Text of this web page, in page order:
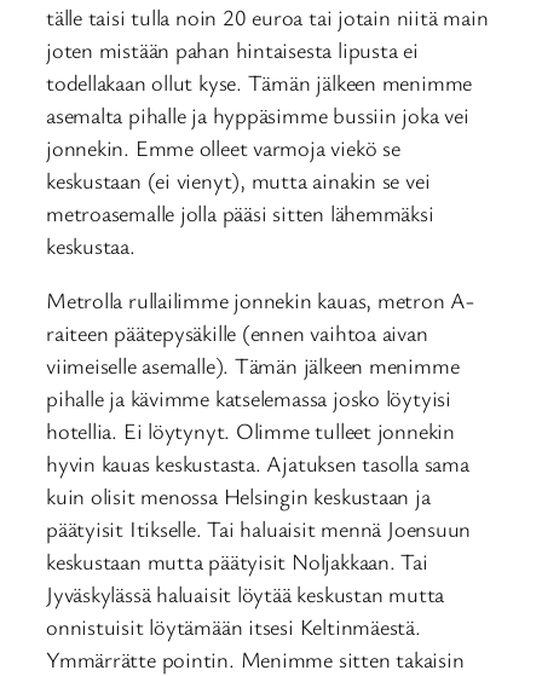
tälle taisi tulla noin 20 euroa tai jotain niitä main
joten mistään pahan hintaisesta lipusta ei
todellakaan ollut kyse. Tämän jälkeen menimme
asemalta pihalle ja hyppäsimme bussiin joka vei
jonnekin. Emme olleet varmoja viekö se
keskustaan (ei vienyt), mutta ainakin se vei
metroasemalle jolla pääsi sitten lähemmäksi
keskustaa.
Metrolla rullailimme jonnekin kauas, metron A-
raiteen päätepysäkille (ennen vaihtoa aivan
viimeiselle asemalle). Tämän jälkeen menimme
pihalle ja kävimme katselemassa josko löytyisi
hotellia. Ei löytynyt. Olimme tulleet jonnekin
hyvin kauas keskustasta. Ajatuksen tasolla sama
kuin olisit menossa Helsingin keskustaan ja
päätyisit Itikselle. Tai haluaisit mennä Joensuun
keskustaan mutta päätyisit Noljakkaan. Tai
Jyväskylässä haluaisit löytää keskustan mutta
onnistuisit löytämään itsesi Keltinmäestä.
Ymmärrätte pointin. Menimme sitten takaisin